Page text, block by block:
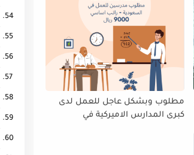
مطلوب وبشكل عاجل للعمل لدى
كبرى المدارس الاميركية في